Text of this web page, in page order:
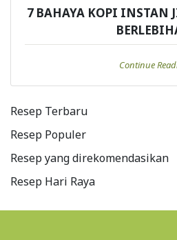
7 BAHAYA KOPI INSTAN
Continue
Resep Terbaru
Resep Populer
Resep yang direkomendasikan
Resep Hari Raya